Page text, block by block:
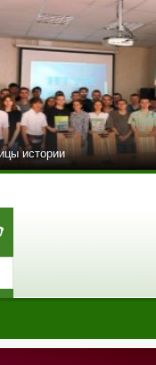
истории